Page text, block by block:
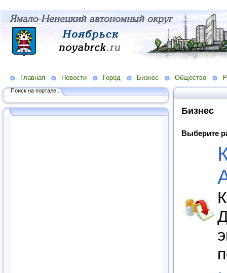
Главная Новости Город Бизнес Общество
Поиск на портале...
Бизнес
Выберите